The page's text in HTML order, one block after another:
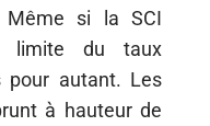
Même si la SCI
limite du taux
pour autant. Les
à hauteur de